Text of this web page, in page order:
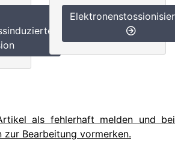
als fehlerhaft melden und bei
zur Bearbeitung vormerken.